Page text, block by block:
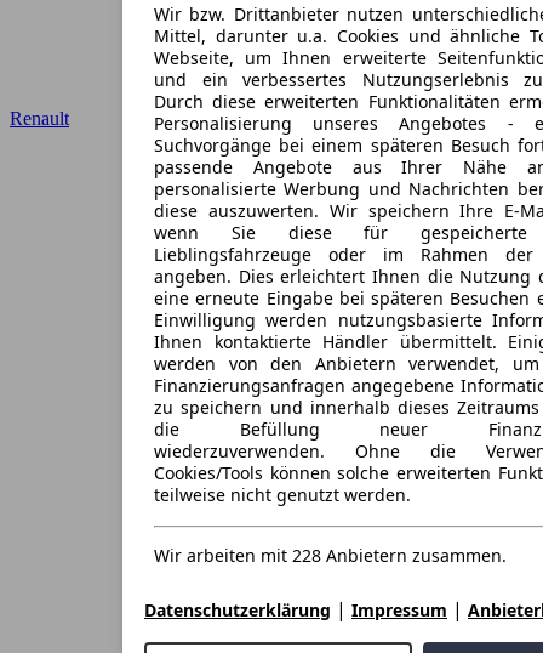
Wir bzw. Drittanbieter nutzen
Mittel, darunter u.a. Cookies und ähnliche
Webseite, um Ihnen erweiterte
und ein verbessertes Nutzungserlebnis
Durch diese erweiterten Funktionalitäten
Personalisierung unseres Angebotes
Suchvorgänge bei einem späteren Besuch
passende Angebote aus Ihrer Nähe
personalisierte Werbung und Nachrichten
diese auszuwerten. Wir speichern Ihre E-
wenn Sie diese für gespeicherte
Lieblingsfahrzeuge oder im Rahmen der
angeben. Dies erleichtert Ihnen die Nutzung
eine erneute Eingabe bei späteren
Einwilligung werden nutzungsbasierte
Ihnen kontaktierte Händler übermittelt.
werden von den Anbietern verwendet,
Finanzierungsanfragen angegebene
zu speichern und innerhalb dieses
die Befüllung neuer
wiederzuverwenden. Ohne die
Cookies/Tools können solche erweiterten
teilweise nicht genutzt werden.
Wir arbeiten mit 228 Anbietern zusammen.
Datenschutzerklärung | Impressum |
Renault